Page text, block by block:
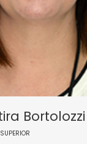
Bortolozzi